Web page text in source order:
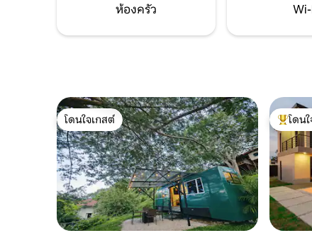
ห้องครัว
โดนใจเกสต์
โดนใจเกสต์
โดนใจ
โดน